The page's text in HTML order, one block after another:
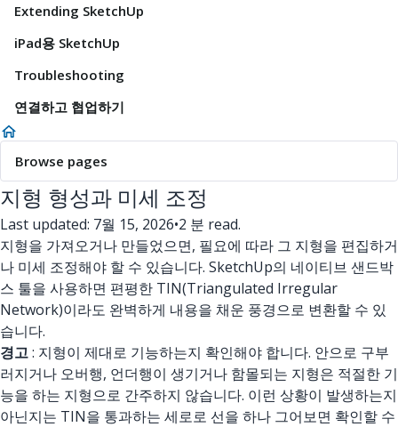
Extending SketchUp
iPad용 SketchUp
Troubleshooting
연결하고 협업하기
Browse pages
지형 형성과 미세 조정
Last updated: 7월 15, 2026•2 분 read.
지형을 가져오거나 만들었으면, 필요에 따라 그 지형을 편집하거
나 미세 조정해야 할 수 있습니다. SketchUp의 네이티브 샌드박
스 툴을 사용하면 편평한 TIN(Triangulated Irregular
Network)이라도 완벽하게 내용을 채운 풍경으로 변환할 수 있
습니다.
경고: 지형이 제대로 기능하는지 확인해야 합니다. 안으로 구부
러지거나 오버행, 언더행이 생기거나 함몰되는 지형은 적절한 기
능을 하는 지형으로 간주하지 않습니다. 이런 상황이 발생하는지
아닌지는 TIN을 통과하는 세로로 선을 하나 그어보면 확인할 수